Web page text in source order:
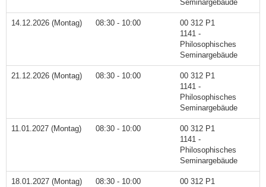
Seminargebäude
14.12.2026 (Montag) 08:30 - 10:00
00 312 P1
1141 -
Philosophisches
Seminargebäude
21.12.2026 (Montag) 08:30 - 10:00
00 312 P1
1141 -
Philosophisches
Seminargebäude
11.01.2027 (Montag) 08:30 - 10:00
00 312 P1
1141 -
Philosophisches
Seminargebäude
18.01.2027 (Montag) 08:30 - 10:00
00 312 P1